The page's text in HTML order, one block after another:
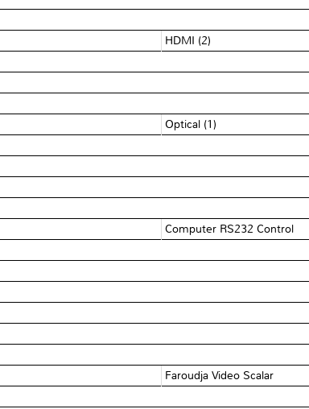
HDMI (2)
Optical (1)
Computer RS232 Control
Faroudja Video Scalar